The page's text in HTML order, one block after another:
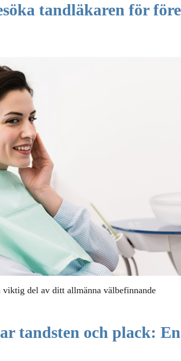
tandläkaren för
del av ditt allmänna välbefinnande
tandsten och plack: